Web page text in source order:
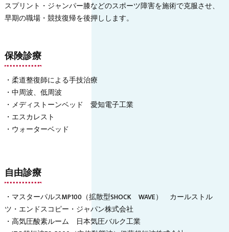
スプリント・ジャンパー膝などのスポーツ障害を施術で克服させ、
早期の職場・競技復帰を後押しします。
保険診療
・柔道整復師による手技治療
・中周波、低周波
・メディストーンベッド 愛知電子工業
・エスカレスト
・ウォーターベッド
自由診療
・マスターパルスMP100（拡散型SHOCK WAVE） カールストル
ツ・エンドスコピー・ジャパン株式会社
・高気圧酸素ルーム 日本気圧バルク工業